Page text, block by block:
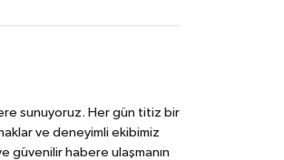
sunuyoruz. Her gün titiz bir
ve deneyimli ekibimiz
güvenilir habere ulaşmanın